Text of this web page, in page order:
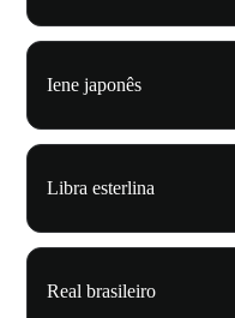
Iene japonês
Libra esterlina
Real brasileiro